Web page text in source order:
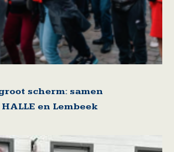
scherm: samen
en Lembeek